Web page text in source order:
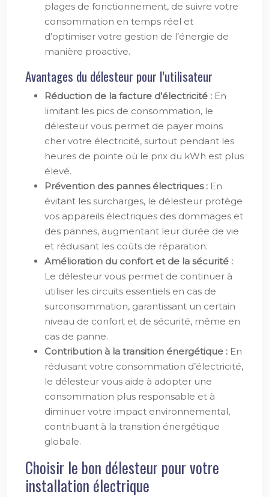
plages de fonctionnement, de suivre votre
consommation en temps réel et
d’optimiser votre gestion de l’énergie de
manière proactive.
Avantages du délesteur pour l’utilisateur
Réduction de la facture d’électricité : En
limitant les pics de consommation, le
délesteur vous permet de payer moins
cher votre électricité, surtout pendant les
heures de pointe où le prix du kWh est plus
élevé.
Prévention des pannes électriques : En
évitant les surcharges, le délesteur protège
vos appareils électriques des dommages et
des pannes, augmentant leur durée de vie
et réduisant les coûts de réparation.
Amélioration du confort et de la sécurité :
Le délesteur vous permet de continuer à
utiliser les circuits essentiels en cas de
surconsommation, garantissant un certain
niveau de confort et de sécurité, même en
cas de panne.
Contribution à la transition énergétique : En
réduisant votre consommation d’électricité,
le délesteur vous aide à adopter une
consommation plus responsable et à
diminuer votre impact environnemental,
contribuant à la transition énergétique
globale.
Choisir le bon délesteur pour votre
installation électrique